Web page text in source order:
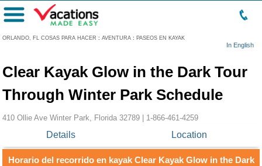
ORLANDO, FL COSAS PARA HACER : AVENTURA : PASEOS EN KAYAK
In English
Menú
Clear Kayak Glow in the Dark Tour
Through Winter Park Schedule
410 Ollie Ave Winter Park, Florida 32789 | 1-866-461-4259
Details Location
Horario del recorrido en kayak Clear Kayak Glow in the Dark